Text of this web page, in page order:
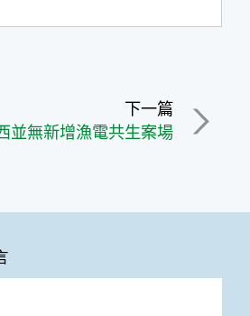
下一篇
並無新增漁電共生案場